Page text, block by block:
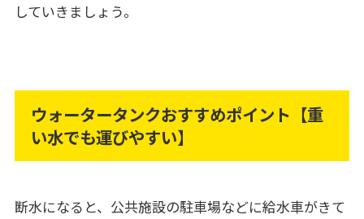
していきましょう。
ウォータータンクおすすめポイント【重
い水でも運びやすい】
断水になると、公共施設の駐車場などに給水車がきて